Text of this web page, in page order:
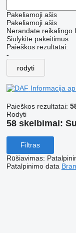
Pakeliamoji ašis
Pakeliamoji ašis
Nerandate reikalingo
Siūlykite pakeitimus
Paieškos rezultatai:
-
rodyti
Informacija
Paieškos rezultatai:
Rodyti
58 skelbimai:
Filtras
Rūšiavimas:
Patalpinimo data